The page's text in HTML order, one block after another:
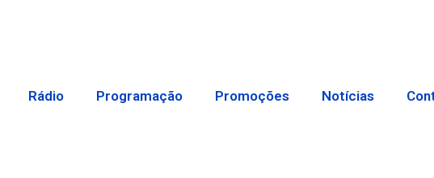
Rádio Programação Promoções Notícias